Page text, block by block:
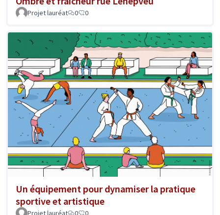
Projet lauréat 0 0
Un équipement pour dynamiser la pratique
sportive et artistique
Projet lauréat 0 0